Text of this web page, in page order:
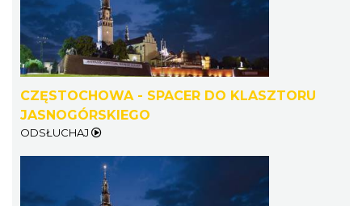
CZĘSTOCHOWA - SPACER DO KLASZTORU
JASNOGÓRSKIEGO
ODSŁUCHAJ